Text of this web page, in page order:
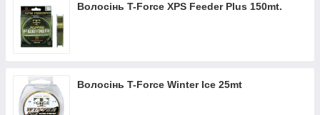
Волосінь T-Force XPS Feeder Plus 150mt.
Волосінь T-Force Winter Ice 25mt